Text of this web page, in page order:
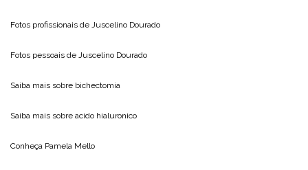
Fotos profissionais de Juscelino Dourado
Fotos pessoais de Juscelino Dourado
Saiba mais sobre bichectomia
Saiba mais sobre acido hialuronico
Conheça Pamela Mello